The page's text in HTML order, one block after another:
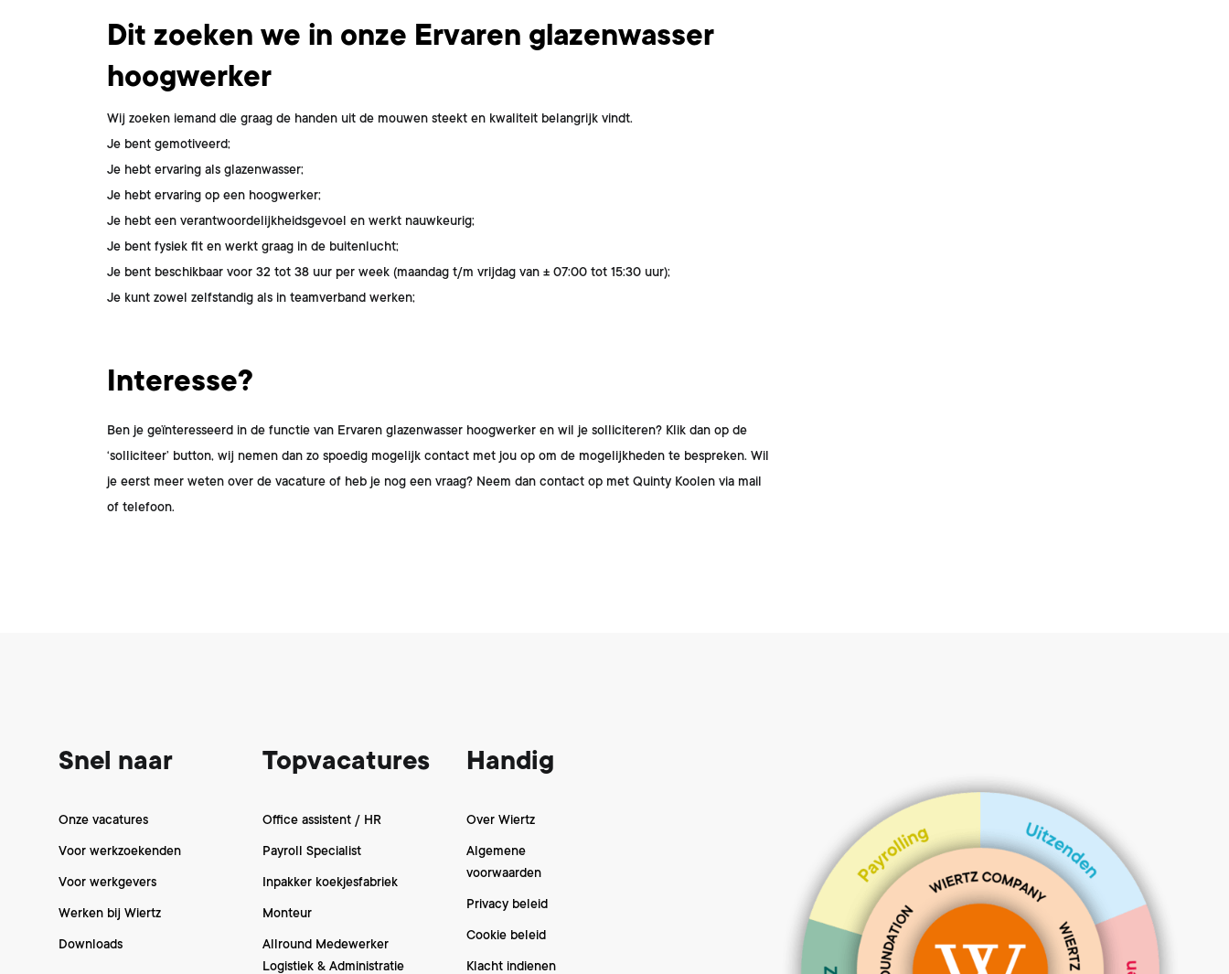
Dit ben jij
Dit zoeken we in onze Ervaren glazenwasser
hoogwerker
Wij zoeken iemand die graag de handen uit de mouwen steekt en kwaliteit belangrijk vindt.
Je bent gemotiveerd;
Je hebt ervaring als glazenwasser;
Je hebt ervaring op een hoogwerker;
Je hebt een verantwoordelijkheidsgevoel en werkt nauwkeurig;
Je bent fysiek fit en werkt graag in de buitenlucht;
Je bent beschikbaar voor 32 tot 38 uur per week (maandag t/m vrijdag van ± 07:00 tot 15:30 uur);
Je kunt zowel zelfstandig als in teamverband werken;
Interesse?
Ben je geïnteresseerd in de functie van Ervaren glazenwasser hoogwerker en wil je solliciteren? Klik dan op de
‘solliciteer’ button, wij nemen dan zo spoedig mogelijk contact met jou op om de mogelijkheden te bespreken. Wil
je eerst meer weten over de vacature of heb je nog een vraag? Neem dan contact op met Quinty Koolen via mail
of telefoon.
Snel naar
Onze vacatures
Voor werkzoekenden
Voor werkgevers
Werken bij Wiertz
Downloads
Topvacatures
Office assistent / HR
Payroll Specialist
Inpakker koekjesfabriek
Monteur
Allround Medewerker
Logistiek & Administratie
Handig
Over Wiertz
Algemene
voorwaarden
Privacy beleid
Cookie beleid
Klacht indienen